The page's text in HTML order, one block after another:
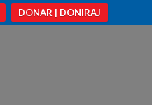
DONAR | DONIRAJ